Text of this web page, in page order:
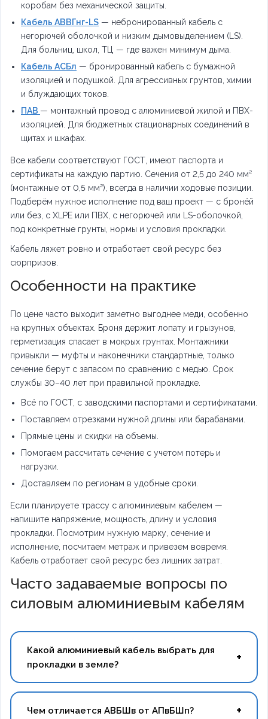
коробам без механической защиты.
Кабель АВВГнг-LS — небронированный кабель с
негорючей оболочкой и низким дымовыделением (LS).
Для больниц, школ, ТЦ — где важен минимум дыма.
Кабель АСБл — бронированный кабель с бумажной
изоляцией и подушкой. Для агрессивных грунтов, химии
и блуждающих токов.
ПАВ — монтажный провод с алюминиевой жилой и ПВХ-
изоляцией. Для бюджетных стационарных соединений в
щитах и шкафах.
Все кабели соответствуют ГОСТ, имеют паспорта и
сертификаты на каждую партию. Сечения от 2,5 до 240 мм²
(монтажные от 0,5 мм²), всегда в наличии ходовые позиции.
Подберём нужное исполнение под ваш проект — с бронёй
или без, с XLPE или ПВХ, с негорючей или LS-оболочкой,
под конкретные грунты, нормы и условия прокладки.
Кабель ляжет ровно и отработает свой ресурс без
сюрпризов.
Особенности на практике
По цене часто выходит заметно выгоднее меди, особенно
на крупных объектах. Броня держит лопату и грызунов,
герметизация спасает в мокрых грунтах. Монтажники
привыкли — муфты и наконечники стандартные, только
сечение берут с запасом по сравнению с медью. Срок
службы 30–40 лет при правильной прокладке.
Всё по ГОСТ, с заводскими паспортами и сертификатами.
Поставляем отрезками нужной длины или барабанами.
Прямые цены и скидки на объемы.
Помогаем рассчитать сечение с учетом потерь и
нагрузки.
Доставляем по регионам в удобные сроки.
Если планируете трассу с алюминиевым кабелем —
напишите напряжение, мощность, длину и условия
прокладки. Посмотрим нужную марку, сечение и
исполнение, посчитаем метраж и привезем вовремя.
Кабель отработает свой ресурс без лишних затрат.
Часто задаваемые вопросы по
силовым алюминиевым кабелям
Какой алюминиевый кабель выбрать для
прокладки в земле?
кабель. Если сеть до 1 кВ, оптимальный выбор —
Чем отличается АВБШв от АПвБШп?